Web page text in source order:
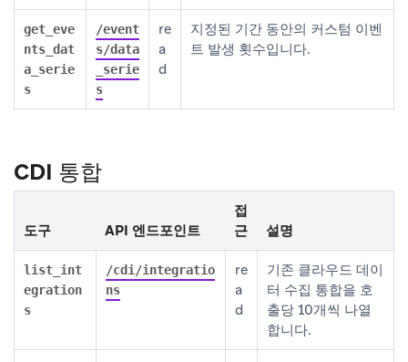
get_eve
nts_dat
a_serie
s
/event
s/data
_serie
s
re
a
d
지정된 기간 동안의 커스텀 이벤
트 발생 횟수입니다.
CDI 통합
도구 API 엔드포인트
접
근
설명
list_int
egration
s
/cdi/integratio
ns
re
a
d
기존 클라우드 데이
터 수집 통합을 호
출당 10개씩 나열
합니다.